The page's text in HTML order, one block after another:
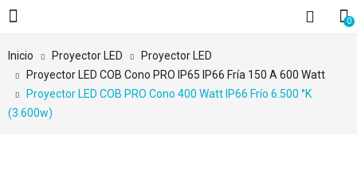
0
Inicio Proyector LED
Proyector LED
Proyector LED COB Cono PRO IP65 IP66 Fría 150 A 600 Watt
Proyector LED COB PRO Cono 400 Watt IP66 Frío 6.500 °K
(3.600w)